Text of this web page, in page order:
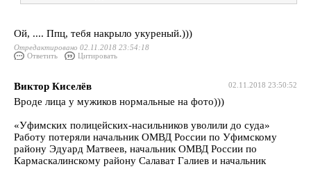
Ой, .... Ппц, тебя накрыло укуреный.)))
Отредактировано 02.11.2018 23:54:18
Ответить
Цитировать
02.11.2018 23:50:52
Виктор Киселёв
Вроде лица у мужиков нормальные на фото)))
«Уфимских полицейских-насильников уволили до суда»
Работу потеряли начальник ОМВД России по Уфимскому
району Эдуард Матвеев, начальник ОМВД России по
Кармаскалинскому району Салават Галиев и начальник